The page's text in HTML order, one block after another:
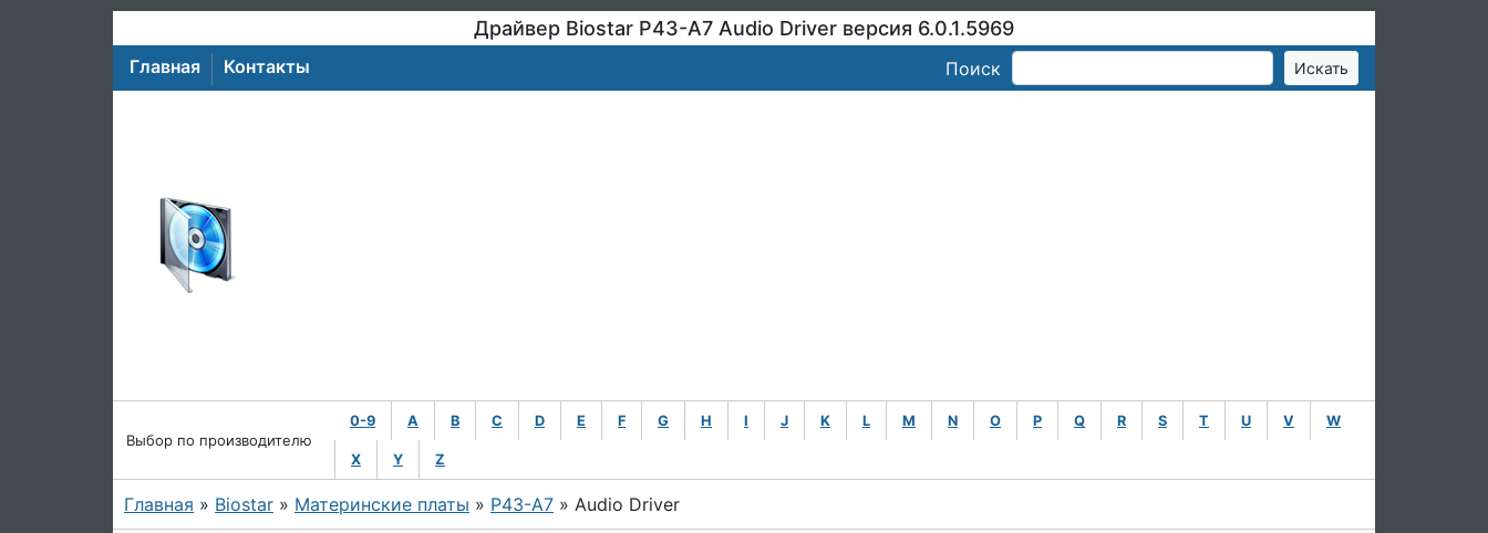
Драйвер Biostar P43-A7 Audio Driver версия 6.0.1.5969
Главная Контакты Поиск
Выбор по производителю
0-9 A B C D E F G H I J K L M N O P Q R S T U V W
X Y Z
Главная » Biostar » Материнские платы » P43-A7 » Audio Driver